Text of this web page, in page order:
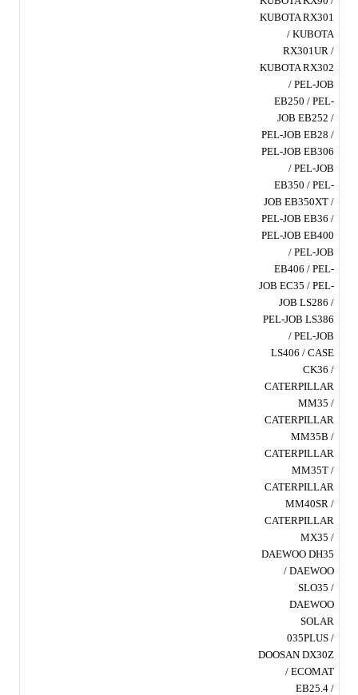
KUBOTA RX301
/ KUBOTA
RX301UR /
KUBOTA RX302
/ PEL-JOB
EB250 / PEL-
JOB EB252 /
PEL-JOB EB28 /
PEL-JOB EB306
/ PEL-JOB
EB350 / PEL-
JOB EB350XT /
PEL-JOB EB36 /
PEL-JOB EB400
/ PEL-JOB
EB406 / PEL-
JOB EC35 / PEL-
JOB LS286 /
PEL-JOB LS386
/ PEL-JOB
LS406 / CASE
CK36 /
CATERPILLAR
MM35 /
CATERPILLAR
MM35B /
CATERPILLAR
MM35T /
CATERPILLAR
MM40SR /
CATERPILLAR
MX35 /
DAEWOO DH35
/ DAEWOO
SLO35 /
DAEWOO
SOLAR
035PLUS /
DOOSAN DX30Z
/ ECOMAT
EB25.4 /